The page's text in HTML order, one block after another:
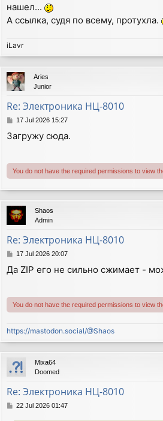
нашел...
А ссылка, судя по всему, протухла.
iLavr
Aries
Junior
Re: Электроника НЦ-8010
P
s
17 Jul 2026 15:27
Загружу сюда.
You do not have the required permissions to view
Shaos
Admin
Re: Электроника НЦ-8010
P
s
17 Jul 2026 20:07
Да ZIP его не сильно сжимает -
You do not have the required permissions to view
https://mastodon.social/@Shaos
Mixa64
Doomed
Re: Электроника НЦ-8010
P22 Jul 2026 01:47